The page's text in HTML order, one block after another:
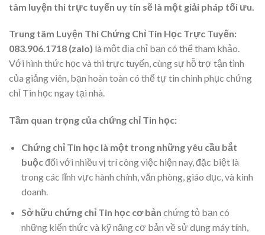
tâm luyện thi trực tuyến uy tín sẽ là một giải pháp tối ưu.
Trung tâm Luyện Thi Chứng Chỉ Tin Học Trực Tuyến:
083.906.1718 (zalo) là một địa chỉ bạn có thể tham khảo.
Với hình thức học và thi trực tuyến, cùng sự hỗ trợ tận tình
của giảng viên, bạn hoàn toàn có thể tự tin chinh phục chứng
chỉ Tin học ngay tại nhà.
Tầm quan trọng của chứng chỉ Tin học:
Chứng chỉ Tin học là một trong những yêu cầu bắt
buộcđối với nhiều vị trí công việc hiện nay, đặc biệt là
trong các lĩnh vực hành chính, văn phòng, giáo dục, và kinh
doanh.
Sở hữu chứng chỉ Tin học cơ bản chứng tỏ bạn có
những kiến thức và kỹ năng cơ bản về sử dụng máy tính,